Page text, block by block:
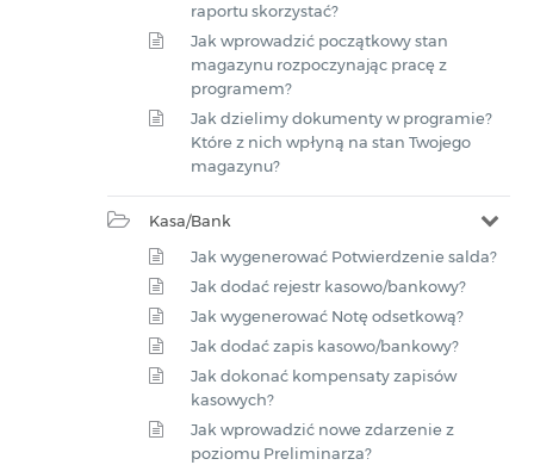
raportu skorzystać?
Jak wprowadzić początkowy stan
magazynu rozpoczynając pracę z
programem?
Jak dzielimy dokumenty w programie?
Które z nich wpłyną na stan Twojego
magazynu?
Kasa/Bank
Jak wygenerować Potwierdzenie salda?
Jak dodać rejestr kasowo/bankowy?
Jak wygenerować Notę odsetkową?
Jak dodać zapis kasowo/bankowy?
Jak dokonać kompensaty zapisów
kasowych?
Jak wprowadzić nowe zdarzenie z
poziomu Preliminarza?